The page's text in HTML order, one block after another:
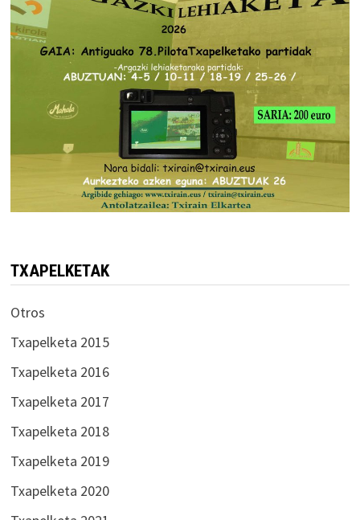
TXAPELKETAK
Otros
Txapelketa 2015
Txapelketa 2016
Txapelketa 2017
Txapelketa 2018
Txapelketa 2019
Txapelketa 2020